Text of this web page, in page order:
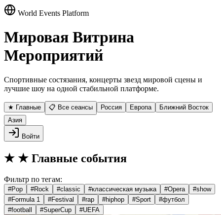
World Events Platform
Мировая Витрина
Мероприятий
Спортивные состязания, концерты звезд мировой сцены и
лучшие шоу на одной стабильной платформе.
★ Главные 📋 Все сеансы Россия Европа
Ближний Восток
Азия
Войти
★ ★ Главные события
Фильтр по тегам:
#Pop #Rock #classic #классическая музыка #Opera #show
#Formula 1 #Festival #rap #hiphop #Sport #футбол
#football #SuperCup #UEFA